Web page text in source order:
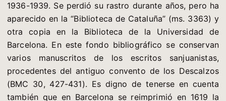
1936-1939. Se perdió su rastro durante años, pero ha
aparecido en la “Biblioteca de Cataluña” (ms. 3363) y
otra copia en la Biblioteca de la Universidad de
Barcelona. En este fondo bibliográfico se conservan
varios manuscritos de los escritos sanjuanistas,
procedentes del antiguo convento de los Descalzos
(BMC 30, 427-431). Es digno de tenerse en cuenta
también que en Barcelona se reimprimió en 1619 la